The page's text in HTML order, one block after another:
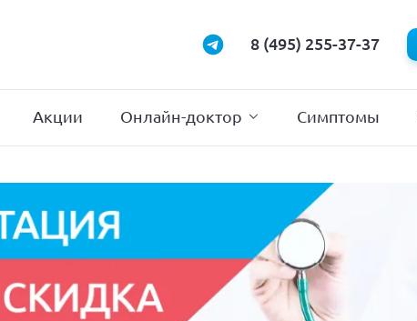
8 (495) 255-37-37
Проктология
Психотерапия
Акции Онлайн-доктор Симптомы